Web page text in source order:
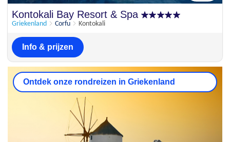
Uitstekend
3 beoordelingen
Kontokali Bay Resort & Spa
Griekenland Corfu Kontokali
Info & prijzen
Ontdek onze rondreizen in Griekenland